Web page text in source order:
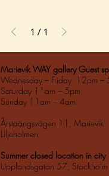
1 / 1
Marievik WAY gallery Guest
Wednesday – Friday 12pm –
Saturday 11am – 5pm
Sunday 11am – 4am
Årstaängsvägen 11, Marievik
Liljeholmen
Summer closed location in city
Upplandsgatan 57, Stockholm